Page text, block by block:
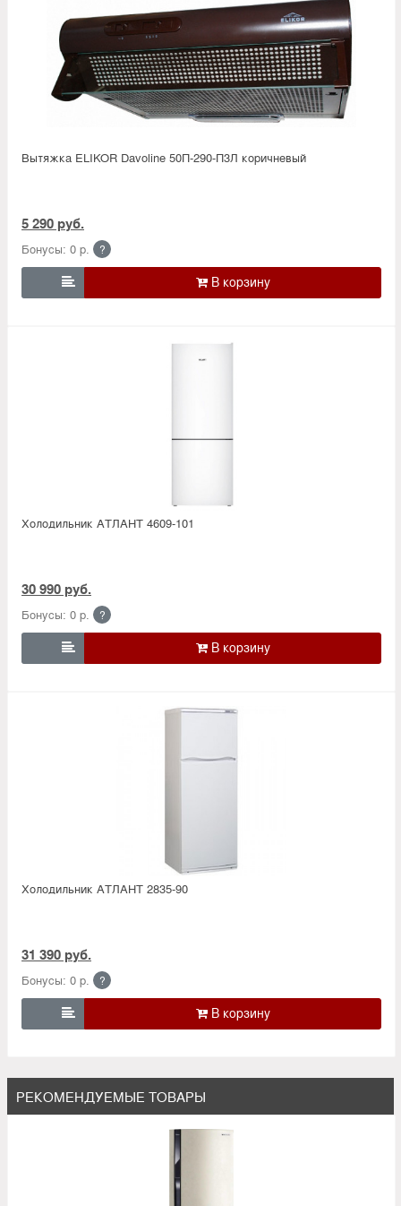
Вытяжка ELIKOR Davoline 50П-290-П3Л коричневый
5 290 руб.
Бонусы: 0 р. ?

Холодильник АТЛАНТ 4609-101
30 990 руб.
Бонусы: 0 р. ?

Холодильник АТЛАНТ 2835-90
31 390 руб.
Бонусы: 0 р. ?

РЕКОМЕНДУЕМЫЕ ТОВАРЫ